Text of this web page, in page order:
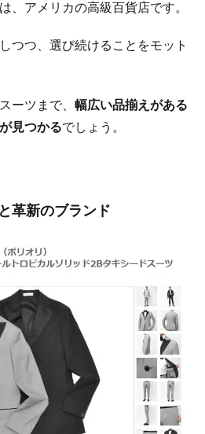
、アメリカの高級百貨店です。
つつ、選び続けることをモット
ーツまで、 幅広い品揃えがある
見つかるでしょう。
革新のブランド